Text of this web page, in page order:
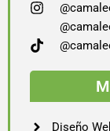
Diseño